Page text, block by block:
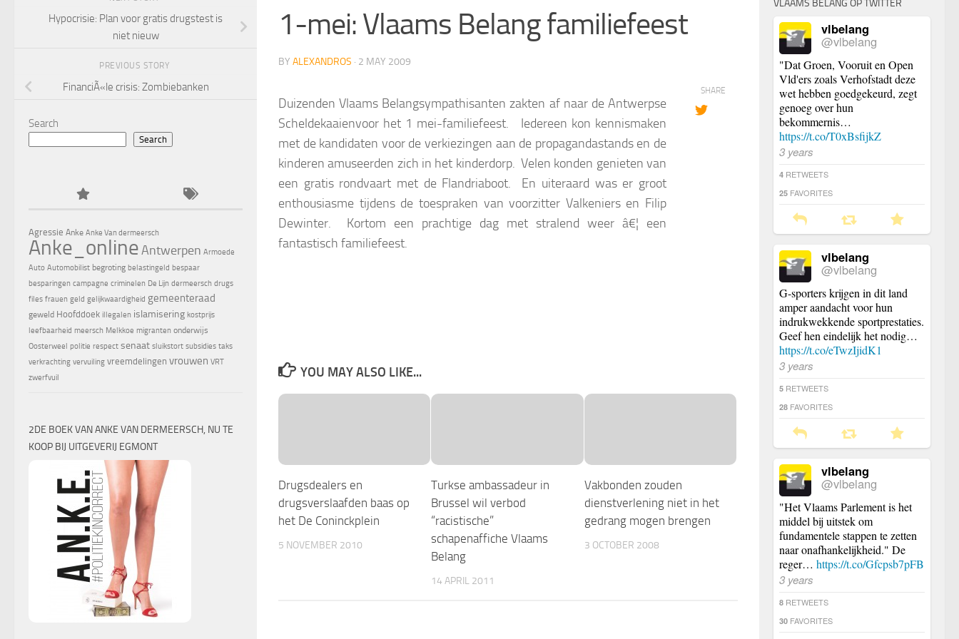
1-mei: Vlaams Belang familiefeest
BY ALEXANDROS · 2 MAY 2009
Duizenden Vlaams Belangsympathisanten zakten af naar de Antwerpse
Scheldekaaienvoor het 1 mei-familiefeest. Iedereen kon kennismaken
met de kandidaten voor de verkiezingen aan de propagandastands en de
kinderen amuseerden zich in het kinderdorp. Velen konden genieten van
een gratis rondvaart met de Flandriaboot. En uiteraard was er groot
enthousiasme tijdens de toespraken van voorzitter Valkeniers en Filip
Dewinter. Kortom een prachtige dag met stralend weer â€¦ een
fantastisch familiefeest.
SHARE
YOU MAY ALSO LIKE...
Drugsdealers en
drugsverslaafden baas op
het De Coninckplein
5 NOVEMBER 2010
Turkse ambassadeur in
Brussel wil verbod
“racistische”
schapenaffiche Vlaams
Belang
14 APRIL 2011
Vakbonden zouden
dienstverlening niet in het
gedrang mogen brengen
3 OCTOBER 2008
Hypocrisie: Plan voor gratis drugstest is
niet nieuw
PREVIOUS STORY
FinanciÃ«le crisis: Zombiebanken
Search
Search
Agressie Anke Anke Van dermeersch
Anke_onlineAntwerpen Armoede
Auto Automobilist begroting belastingeld bespaar
besparingen campagne criminelen De Lijn dermeersch drugs
files frauen geld gelijkwaardigheid gemeenteraad
geweld Hoofddoek illegalen islamisering kostprijs
leefbaarheid meersch Melkkoe migranten onderwijs
Oosterweel politie respect senaat sluikstort subsidies taks
verkrachting vervuiling vreemdelingen vrouwen VRT
zwerfvuil
2DE BOEK VAN ANKE VAN DERMEERSCH, NU TE
KOOP BIJ UITGEVERIJ EGMONT
VLAAMS BELANG OP TWITTER
vlbelang
@vlbelang
"Dat Groen, Vooruit en Open
Vld'ers zoals Verhofstadt deze
wet hebben goedgekeurd, zegt
genoeg over hun
bekommernis…
https://t.co/T0xBsfijkZ
3 years
4 RETWEETS
25 FAVORITES
vlbelang
@vlbelang
G-sporters krijgen in dit land
amper aandacht voor hun
indrukwekkende sportprestaties.
Geef hen eindelijk het nodig…
https://t.co/eTwzIjidK1
3 years
5 RETWEETS
28 FAVORITES
vlbelang
@vlbelang
"Het Vlaams Parlement is het
middel bij uitstek om
fundamentele stappen te zetten
naar onafhankelijkheid." De
reger… https://t.co/Gfcpsb7pFB
3 years
8 RETWEETS
30 FAVORITES